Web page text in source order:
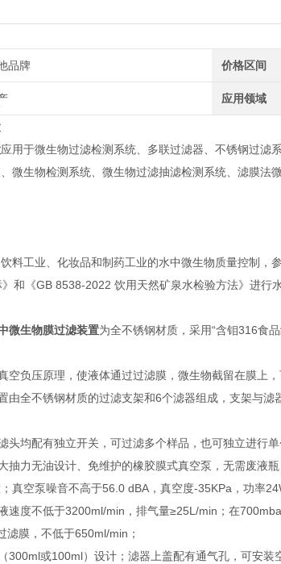
品牌 价格区间
应用领域
应用于微生物过滤检测系统、多联过滤器、不锈钢过滤
微生物检测系统、微生物过滤抽滤检测系统、滤膜法
料工业、化妆品和制药工业的水中微生物质量控制
和《GB 8538-2022 饮用天然矿泉水检验方法》进行
微生物膜过滤装置为全不锈钢材质，采用“含钼316食
空负压原理，使液体通过过滤膜，微生物截留在膜上
由全不锈钢材质的过滤支架和6个滤器组成，支架与
头均配有独立开关，可过滤多个样品，也可独立进行单
抽力无油设计、免维护的橡胶膜式真空泵，无需废液
真空泵噪音不高于56.0 dBA，真空度-35KPa，功率
速度不低于3200ml/min，排气量≥25L/min；在
滤膜，不低于650ml/min；
300ml或100ml）设计；滤器上盖配有通气孔，可安